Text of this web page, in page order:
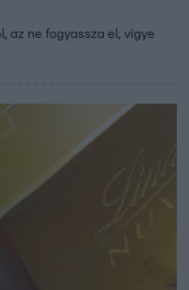
az ne fogyassza el, vigye